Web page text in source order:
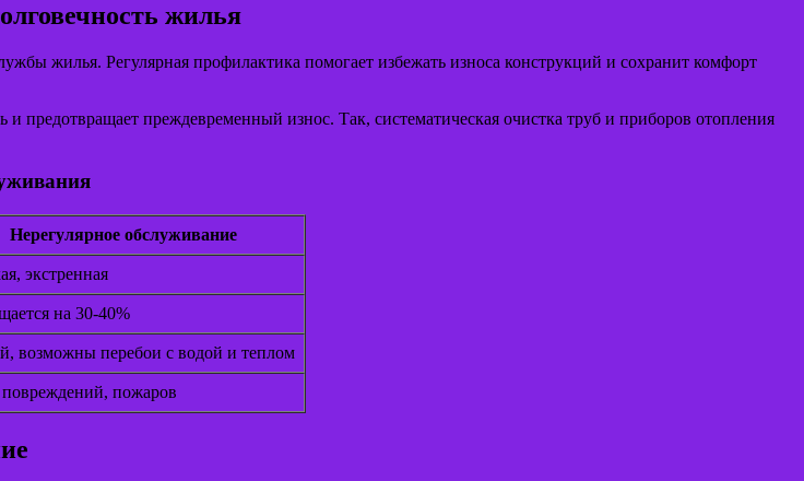
жилья
жилья. Регулярная профилактика помогает избежать износа конструкций и сохранит комфорт
предотвращает преждевременный износ. Так, систематическая очистка труб и приборов отопления
Нерегулярное обслуживание
экстренная
на 30-40%
возможны перебои с водой и теплом
пожаров